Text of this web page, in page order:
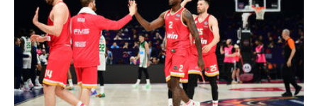
Μπορούσια
Ντόρτμουντ
Παρί Σεν
Ζερμέν
Μαρσέιγ
Μονακό
Ερυθρός
Αστέρας
Τότεναμ